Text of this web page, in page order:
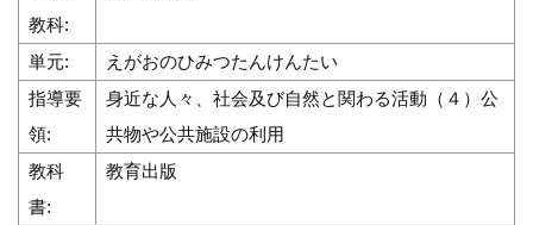
教科:
単元:
えがおのひみつたんけんたい
指導要
領:
身近な人々、社会及び自然と関わる活動（４）公
共物や公共施設の利用
教科
書:
教育出版